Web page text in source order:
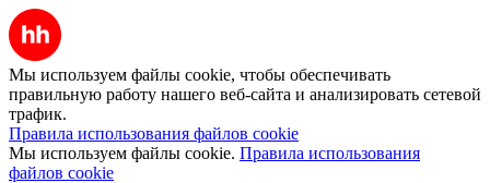
Мы используем файлы cookie, чтобы обеспечивать
правильную работу нашего веб-сайта и анализировать сетевой
трафик.
Правила использования файлов cookie
Мы используем файлы cookie. Правила использования
файлов cookie